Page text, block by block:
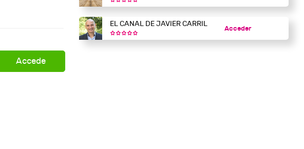
Accede
EL CANAL DE JAVIER CARRIL
Acceder